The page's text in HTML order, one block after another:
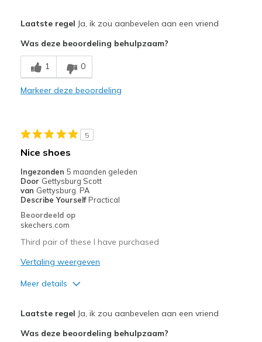
Breathe Well
Comfortable
Beste toepassingen
Outside work friendly
Width
Sizing
View On Shoes
Shoes are for Wearing
Laatste regel Ja, ik zou aanbevelen aan een vriend
Was deze beoordeling behulpzaam?
1 0
Markeer deze beoordeling
5
Nice shoes
Ingezonden 5 maanden geleden
Door Gettysburg Scott
van Gettysburg. PA
Describe Yourself Practical
Beoordeeld op
skechers.com
Third pair of these I have purchased
Vertaling weergeven
Meer details
Laatste regel Ja, ik zou aanbevelen aan een vriend
Was deze beoordeling behulpzaam?